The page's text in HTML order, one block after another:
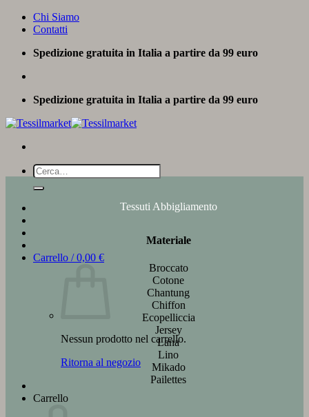
Salta
Chi Siamo
Contatti
Spedizione gratuita in Italia a partire da 99 euro
Spedizione gratuita in Italia a partire da 99 euro
Cerca:
Carrello /0,00 €
Nessun prodotto nel carrello.
Ritorna al negozio
Carrello
Tessuti Abbigliamento
Materiale
Broccato
Cotone
Chantung
Chiffon
Ecopelliccia
Jersey
Lana
Lino
Mikado
Pailettes